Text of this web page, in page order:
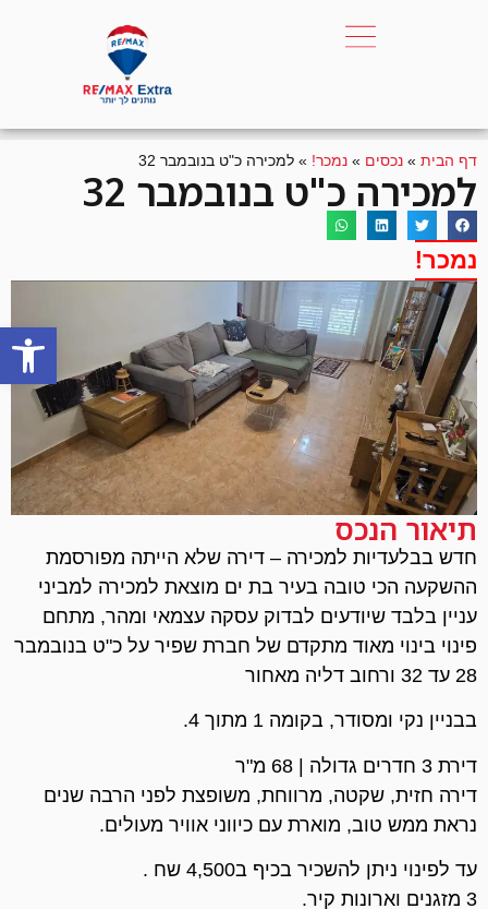
פתח
דף הבית » נכסים » נמכר! » למכירה כ"ט בנובמבר 32
למכירה כ"ט בנובמבר 32
נמכר!
תיאור הנכס
חדש בבלעדיות למכירה – דירה שלא הייתה מפורסמת
ההשקעה הכי טובה בעיר בת ים מוצאת למכירה למביני
עניין בלבד שיודעים לבדוק עסקה עצמאי ומהר, מתחם
פינוי בינוי מאוד מתקדם של חברת שפיר על כ"ט בנובמבר
28 עד 32 ורחוב דליה מאחור
בבניין נקי ומסודר, בקומה 1 מתוך 4.
דירת 3 חדרים גדולה | 68 מ"ר
דירה חזית, שקטה, מרווחת, משופצת לפני הרבה שנים
נראת ממש טוב, מוארת עם כיווני אוויר מעולים.
עד לפינוי ניתן להשכיר בכיף ב4,500 שח .
3 מזגנים וארונות קיר.